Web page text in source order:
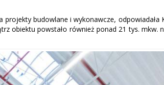
budowlane i wykonawcze, odpowiadała
obiektu powstało również ponad 21 tys. mkw.